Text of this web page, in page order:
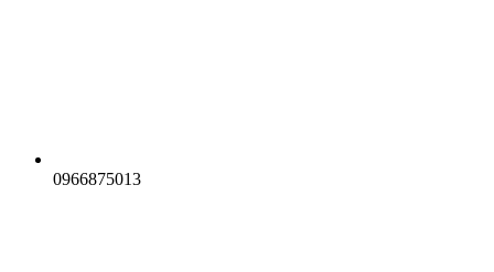
0966875013